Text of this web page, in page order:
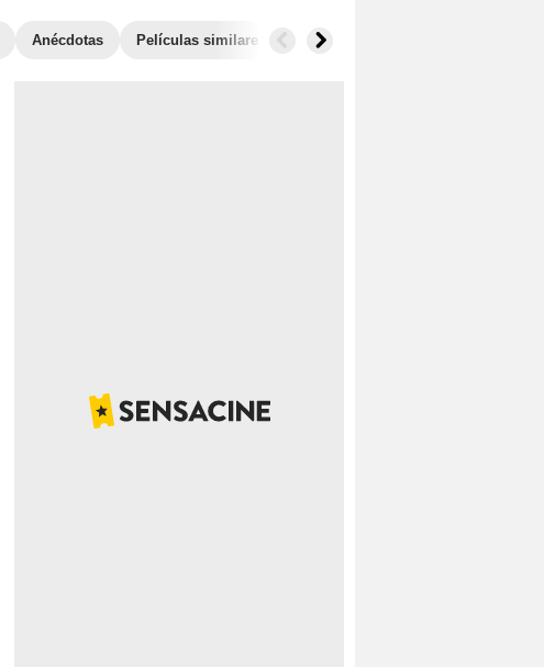
Anécdotas Películas similares